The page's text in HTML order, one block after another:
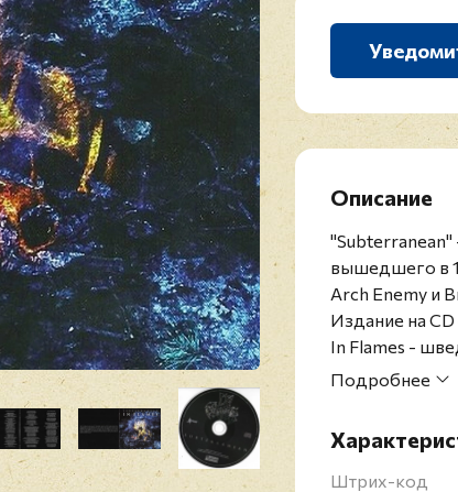
Описание
"Subterranean"
вышедшего в
Arch Enemy и
Издание на
In Flames -
Йеспером
Flames Йеспер
соединились
Подробнее
Штрих-код